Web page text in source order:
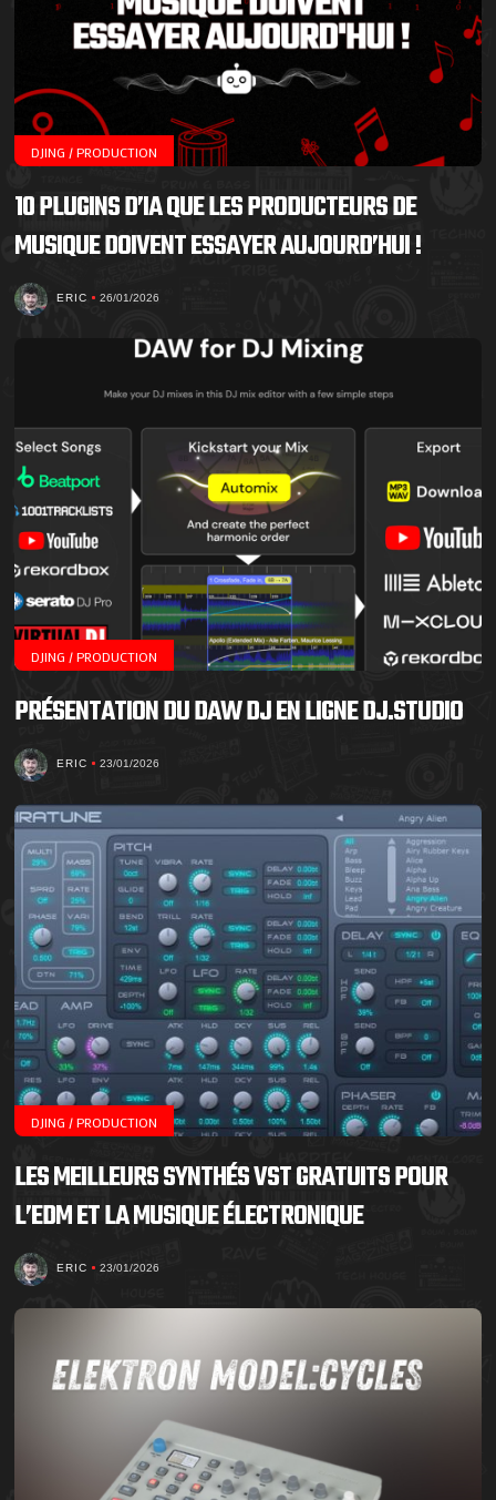
DJING / PRODUCTION
10 PLUGINS D’IA QUE LES PRODUCTEURS DE
MUSIQUE DOIVENT ESSAYER AUJOURD’HUI !
ERIC 26/01/2026
DJING / PRODUCTION
PRÉSENTATION DU DAW DJ EN LIGNE DJ.STUDIO
ERIC 23/01/2026
DJING / PRODUCTION
LES MEILLEURS SYNTHÉS VST GRATUITS POUR
L’EDM ET LA MUSIQUE ÉLECTRONIQUE
ERIC 23/01/2026